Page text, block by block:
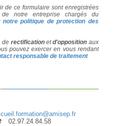
de ce formulaire sont enregistrées
notre entreprise chargés du
notre politique de protection des
de rectificationetd'opposition aux
pouvez exercer en vous rendant
responsable de traitement
02.97.24.84.58